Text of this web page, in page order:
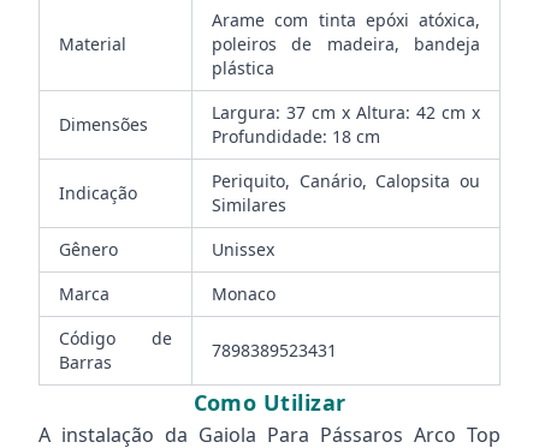
Material
Arame com tinta epóxi atóxica,
poleiros de madeira, bandeja
plástica
Dimensões
Largura: 37 cm x Altura: 42 cm x
Profundidade: 18 cm
Indicação
Periquito, Canário, Calopsita ou
Similares
Gênero
Unissex
Marca
Monaco
Código de
Barras
7898389523431
Como Utilizar
A instalação da Gaiola Para Pássaros Arco Top